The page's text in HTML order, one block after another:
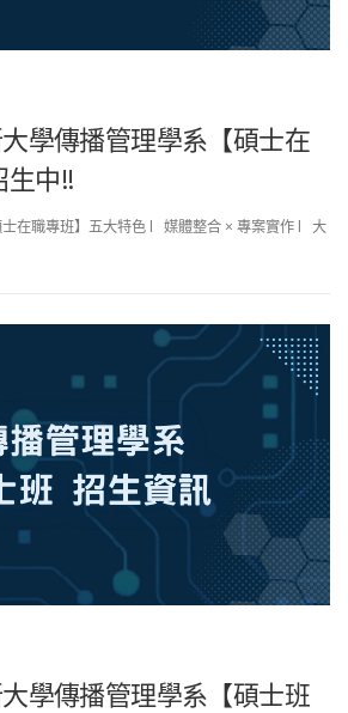
學傳播管理學系【碩士在
生中!!
在職專班】五大特色 l 媒體整合 × 專案實作 l 大
學傳播管理學系【碩士班